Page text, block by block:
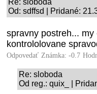
Re: sloboda
Od: sdffsd | Pridané:
spravny postreh...
kontrololovane
Odpovedať Známka: -0.7
Re: sloboda
Od reg.: quix_ |